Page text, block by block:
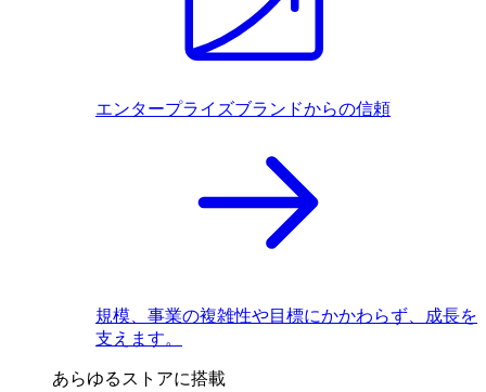
エンタープライズブランドからの信頼
規模、事業の複雑性や目標にかかわらず、成長を
支えます。
あらゆるストアに搭載